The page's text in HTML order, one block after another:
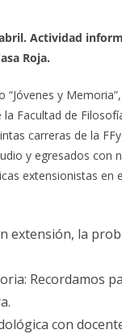
Actividad
Roja.
“Jóvenes y
Facultad de
carreras de la
y egresados con
extensionistas en
extensión, la
Recordamos
con